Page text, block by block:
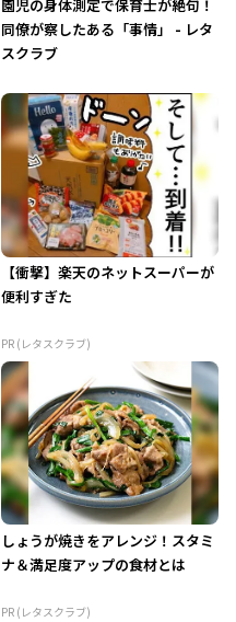
園児の身体測定で保育士が絶句！
同僚が察したある「事情」 - レタ
スクラブ
【衝撃】楽天のネットスーパーが
便利すぎた
PR (レタスクラブ)
しょうが焼きをアレンジ！スタミ
ナ＆満足度アップの食材とは
PR (レタスクラブ)